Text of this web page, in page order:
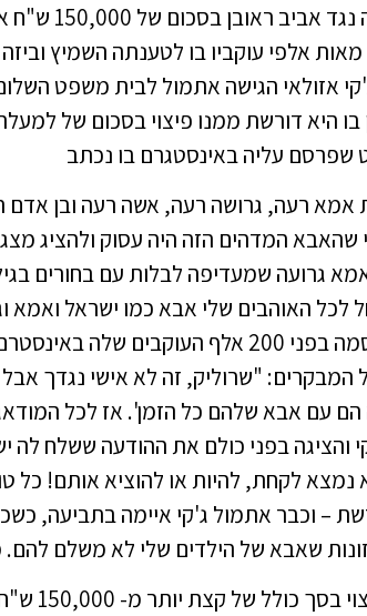
הגישה כתב
אלפי עוקביו בו לטענתה השמיץ
אזולאי הגישה אתמול לבית משפט
שפרסם עליה באינסטגרם בו נכתב
אמא רעה, גרושה רעה, אשה רעה ובן אדם
המדהים הזה היה עסוק ולהציג
גרועה שמעדיפה לבלות עם בחורים
לכל האוהבים שלי אבא כמו ישראל ואמא
כזכור, אזולאי פרסמה בפני 200 אלף
המבקרים: "שרוליק, זה לא אישי נגדך
עם אבא שלהם כל הזמן'. אז לכל
והציגה בפני כולם את ההודעה ששלח לה
נמצא לקחת, להיות או להוציא אותם! כל
– וכבר אתמול ג'קי איימה בתביעה,
שאבא של הילדים שלי לא משלם להם.
לשלם